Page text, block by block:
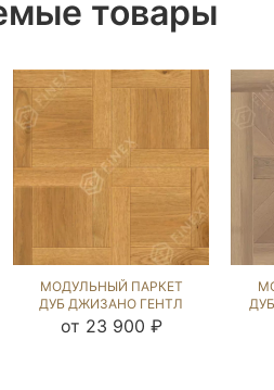
товары
МОДУЛЬНЫЙ ПАРКЕТ
ДУБ ДЖИЗАНО ГЕНТЛ
NEW (BRUSHED) 1043799
от 23 900 ₽